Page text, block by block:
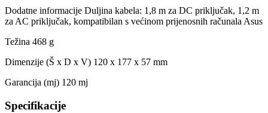
Dodatne informacije Duljina kabela: 1,8 m za DC priključak, 1,2 m
za AC priključak, kompatibilan s većinom prijenosnih računala Asus
Težina 468 g
Dimenzije (Š x D x V) 120 x 177 x 57 mm
Garancija (mj) 120 mj
Specifikacije